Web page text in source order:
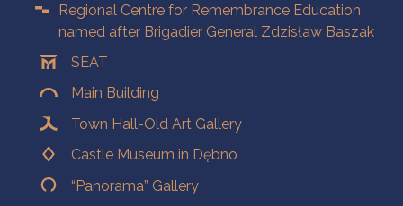
Regional Centre for Remembrance Education
named after Brigadier General Zdzisław Baszak
SEAT
Main Building
Town Hall-Old Art Gallery
Castle Museum in Dębno
“Panorama” Gallery